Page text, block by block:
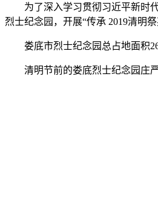
为了深入学习贯彻习近平新时
烈士纪念园，开展“传承 2019清明
娄底市烈士纪念园总占地面积
清明节前的娄底烈士纪念园庄